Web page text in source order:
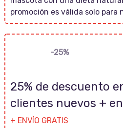
promoción es válida solo para
-25%
25% de descuento
clientes nuevos +
+ ENVÍO GRATIS